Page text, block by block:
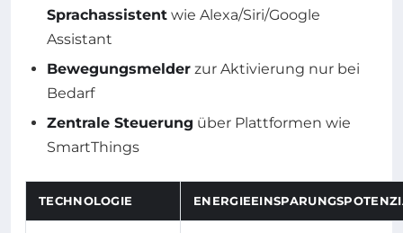
Sprachassistent wie Alexa/Siri/Google
Assistant
Bewegungsmelder zur Aktivierung nur bei
Bedarf
Zentrale Steuerung über Plattformen wie
SmartThings
TECHNOLOGIE